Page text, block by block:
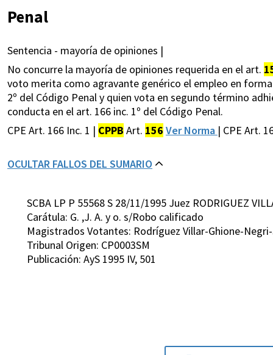
Penal
Sentencia - mayoría de opiniones |
No concurre la mayoría de opiniones requerida en el art.
voto merita como agravante genérico el empleo en
2º del Código Penal y quien vota en segundo término
conducta en el art. 166 inc. 1º del Código Penal.
CPE Art. 166 Inc. 1 | CPPB Art. 156 Ver Norma | CPE Art.
OCULTAR FALLOS DEL SUMARIO
SCBA LP P 55568 S 28/11/1995 Juez RODRIGUEZ
Carátula: G. ,J. A. y o. s/Robo calificado
Magistrados Votantes: Rodríguez Villar-Ghione-
Tribunal Origen: CP0003SM
Publicación: AyS 1995 IV, 501